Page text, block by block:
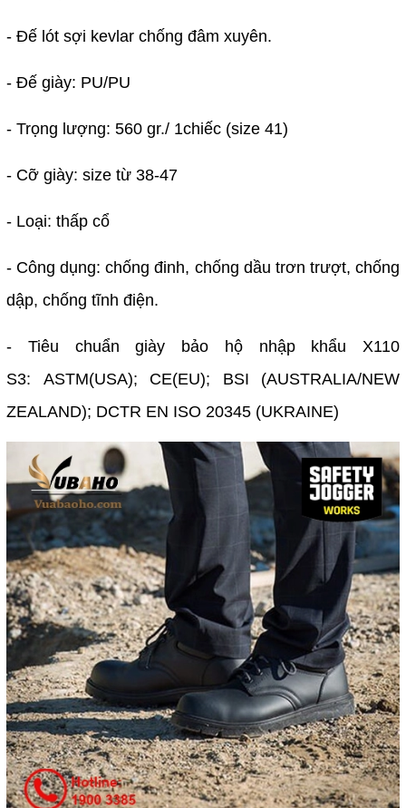
- Đế lót sợi kevlar chống đâm xuyên.
- Đế giày: PU/PU
- Trọng lượng: 560 gr./ 1chiếc (size 41)
- Cỡ giày: size từ 38-47
- Loại: thấp cổ
- Công dụng: chống đinh, chống dầu trơn trượt, chống
dập, chống tĩnh điện.
- Tiêu chuẩn giày bảo hộ nhập khẩu X110
S3: ASTM(USA); CE(EU); BSI (AUSTRALIA/NEW
ZEALAND); DCTR EN ISO 20345 (UKRAINE)